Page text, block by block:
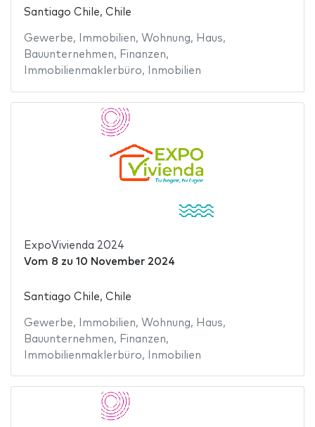
Santiago Chile, Chile
Gewerbe, Immobilien, Wohnung, Haus,
Bauunternehmen, Finanzen,
Immobilienmaklerbüro, Inmobilien
ExpoVivienda 2024
Vom 8 zu 10 November 2024
Santiago Chile, Chile
Gewerbe, Immobilien, Wohnung, Haus,
Bauunternehmen, Finanzen,
Immobilienmaklerbüro, Inmobilien